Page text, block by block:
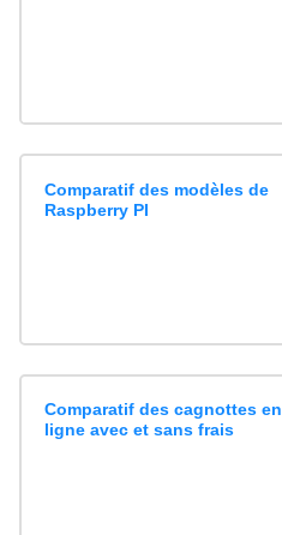
Comparatif des modèles de
Raspberry PI
Comparatif des cagnottes en
ligne avec et sans frais